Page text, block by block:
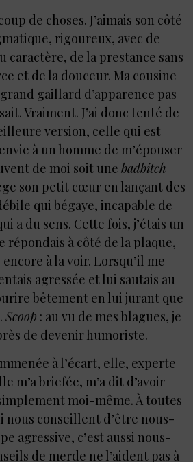
de choses. J’aimais son côté
rigoureux, avec de
caractère, de la prestance sans
et de la douceur. Ma cousine
gaillard d’apparence pas
Vraiment. J’ai donc tenté de
version, celle qui est
à un homme de m’épouser
de moi soit une badbitch
son petit cœur en lançant des
qui bégaye, incapable de
a du sens. Cette fois, j’étais un
répondais à côté de la plaque,
encore à la voir. Lorsqu’il me
agressée et lui sautais au
bêtement en lui jurant que
Scoop : au vu de mes blagues, je
de devenir humoriste.
à l’écart, elle, experte
m’a briefée, m’a dit d’avoir
moi-même. À toutes
nous conseillent d’être nous-
agressive, c’est aussi nous-
de merde ne l’aident pas à